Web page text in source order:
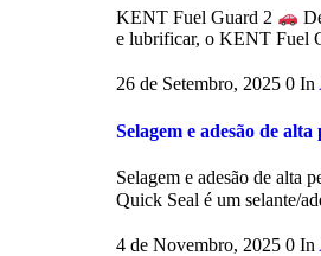
KENT Fuel Guard 2
e lubrificar, o KENT Fuel
26 de Setembro, 2025 0 In
Selagem e adesão de
Selagem e adesão de alta
Quick Seal é um selante/
4 de Novembro, 2025 0 In